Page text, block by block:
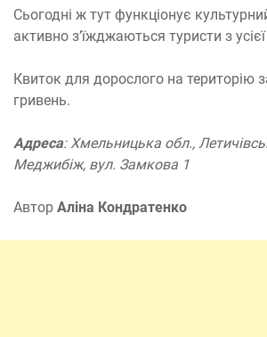
Сьогодні ж тут функціонує
активно з’їжджаються туристи з
Квиток для дорослого на територію
гривень.
Адреса: Хмельницька обл.,
Меджибіж, вул. Замкова 1
Автор Аліна Кондратенко